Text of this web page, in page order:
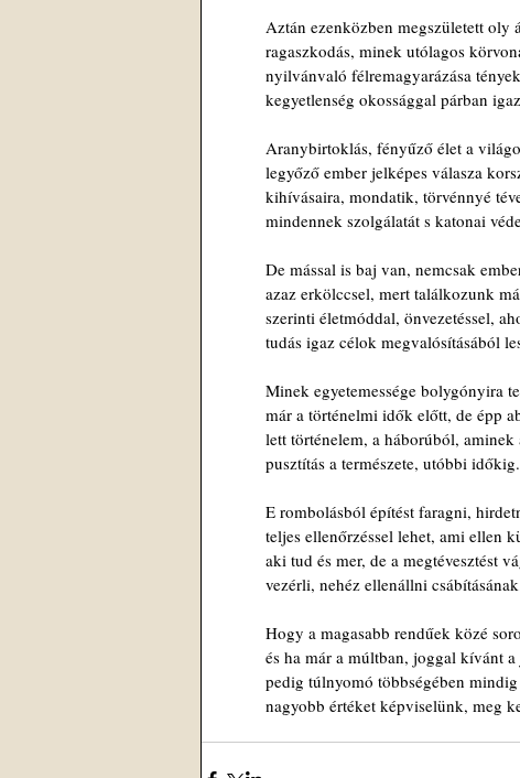
Aztán ezenközben megszületett oly
ragaszkodás, minek utólagos
nyilvánvaló félremagyarázása
kegyetlenség okossággal párban
Aranybirtoklás, fényűző élet a
legyőző ember jelképes válasza
kihívásaira, mondatik, törvénnyé
mindennek szolgálatát s katonai
De mással is baj van, nemcsak
azaz erkölccsel, mert találkozunk
szerinti életmóddal, önvezetéssel,
tudás igaz célok megvalósításából
Minek egyetemessége bolygónyira
már a történelmi idők előtt, de épp
lett történelem, a háborúból, aminek
pusztítás a természete, utóbbi időkig.
E rombolásból építést faragni,
teljes ellenőrzéssel lehet, ami ellen
aki tud és mer, de a megtévesztést
vezérli, nehéz ellenállni
Hogy a magasabb rendűek közé
és ha már a múltban, joggal kívánt a
pedig túlnyomó többségében
nagyobb értéket képviselünk, meg